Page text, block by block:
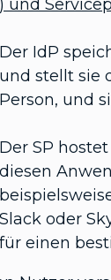
und
Der IdP
und stellt sie
Person, und
Der SP
diesen
Slack oder
für einen